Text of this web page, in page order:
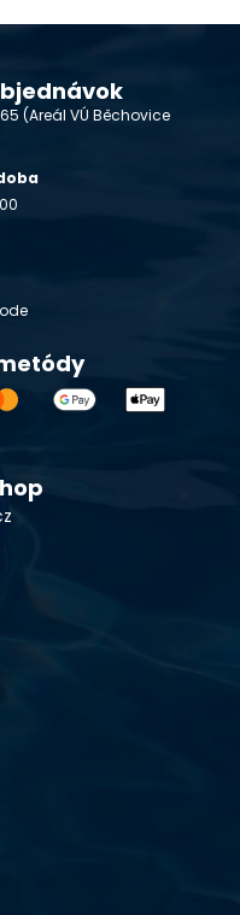
(Areál VÚ Běchovice